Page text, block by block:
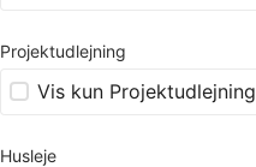
Projektudlejning
Vis kun Projektudlejning
Husleje